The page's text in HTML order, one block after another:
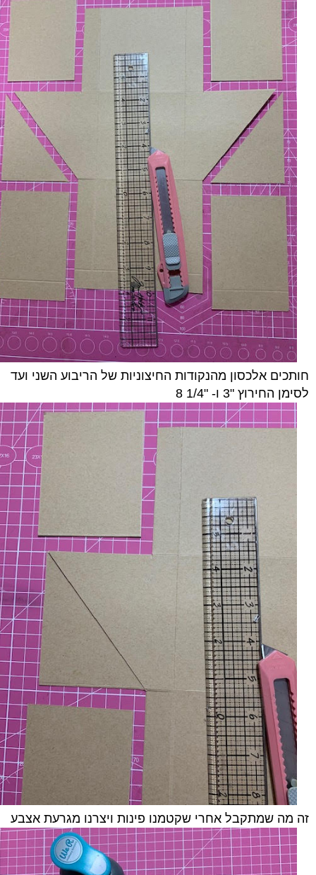
חותכים אלכסון מהנקודות החיצוניות של הריבוע השני ועד
לסימן החירוץ "3 ו- "1/4 8
זה מה שמתקבל אחרי שקטמנו פינות ויצרנו מגרעת אצבע